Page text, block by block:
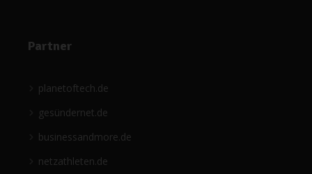
Partner
planetoftech.de
gesündernet.de
businessandmore.de
netzathleten.de